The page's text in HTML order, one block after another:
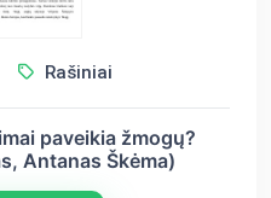
Rašiniai
paveikia žmogų?
Antanas Škėma)